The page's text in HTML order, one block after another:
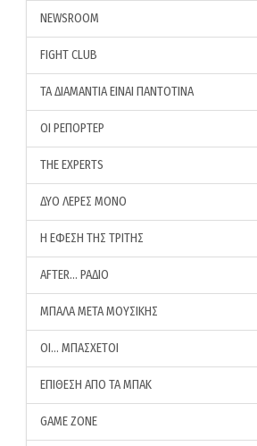
NEWSROOM
FIGHT CLUB
ΤΑ ΔΙΑΜΑΝΤΙΑ ΕΙΝΑΙ ΠΑΝΤΟΤΙΝΑ
ΟΙ ΡΕΠΟΡΤΕΡ
THE EXPERTS
ΔΥΟ ΛΕΡΕΣ ΜΟΝΟ
Η ΕΦΕΣΗ ΤΗΣ ΤΡΙΤΗΣ
AFTER… ΡΑΔΙΟ
ΜΠΑΛΑ ΜΕΤΑ ΜΟΥΣΙΚΗΣ
ΟΙ… ΜΠΑΣΧΕΤΟΙ
ΕΠΙΘΕΣΗ ΑΠΟ ΤΑ ΜΠΑΚ
GAME ZONE